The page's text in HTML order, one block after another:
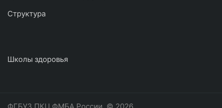
Структура
Школы здоровья